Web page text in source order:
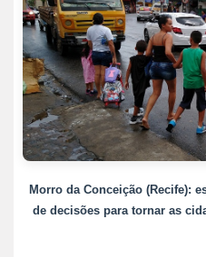
Morro da Conceição (Recife):
de decisões para tornar as